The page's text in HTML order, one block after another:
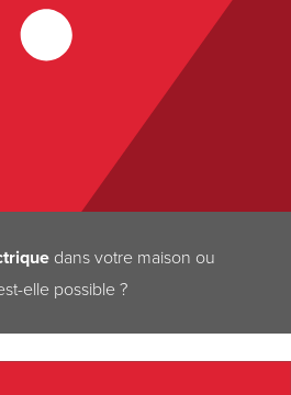
dans votre maison ou
elle possible ?